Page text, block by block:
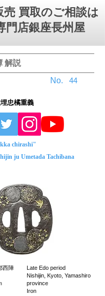
売 買取のご相談は
門店銀座⻑州屋
解説
No.
忠橘重義
chirashi"
ju Umetada Tachibana
西陣
Late Edo period
Nishijin, Kyoto, Yamashiro
province
Iron
44